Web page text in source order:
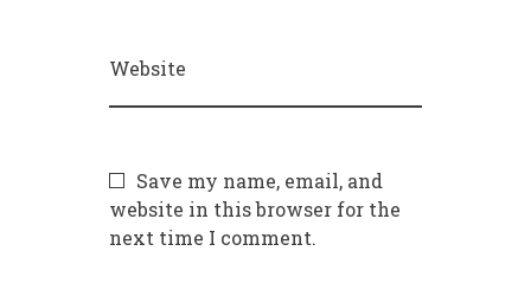
Website
Save my name, email, and
website in this browser for the
next time I comment.